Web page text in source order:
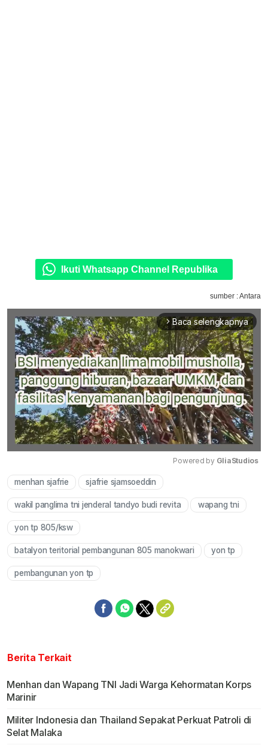
Ikuti Whatsapp Channel Republika
sumber : Antara
arrow_forward_ios Baca selengkapnya
Powered by GliaStudios
menhan sjafrie sjafrie sjamsoeddin
wakil panglima tni jenderal tandyo budi revita wapang tni
yon tp 805/ksw
batalyon teritorial pembangunan 805 manokwari yon tp
pembangunan yon tp
Berita Terkait
Menhan dan Wapang TNI Jadi Warga Kehormatan Korps
Marinir
Militer Indonesia dan Thailand Sepakat Perkuat Patroli di
Selat Malaka